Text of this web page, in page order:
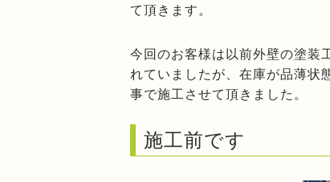
て頂きます。
今回のお客様は以前外壁の塗装
れていましたが、在庫が品薄状
事で施工させて頂きました。
施工前です